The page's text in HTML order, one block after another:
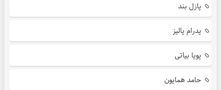
پازل بند
پدرام پالیز
پویا بیاتی
حامد همایون